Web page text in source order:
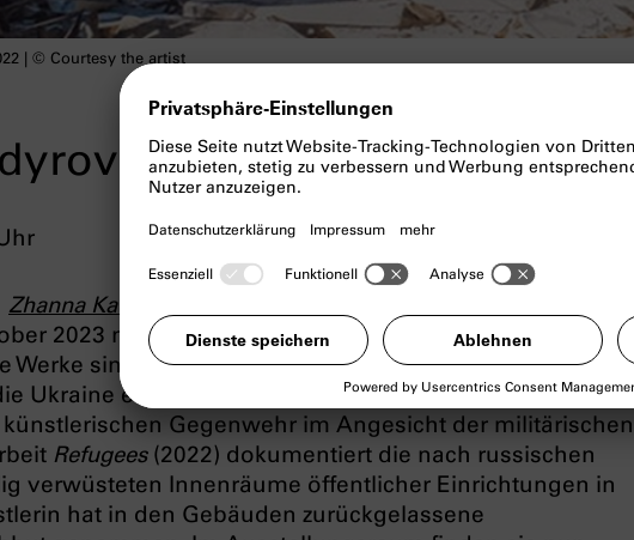
Out of Home
| © Courtesy the artist
Zhanna Kadyrova. Out of Home
2023 neuere Arbeiten der ukrainischen Künstlerin
Werke sind als unmittelbare Reaktion auf den russischen
Ukraine entstanden. Sie sind Ausdruck des zivilen
Gegenwehr im Angesicht der militärischen
Refugees(2022) dokumentiert die nach russischen
verwüsteten Innenräume öffentlicher Einrichtungen in
hat in den Gebäuden zurückgelassene